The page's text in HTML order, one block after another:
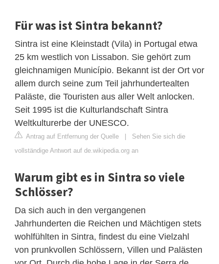
Für was ist Sintra bekannt?
Sintra ist eine Kleinstadt (Vila) in Portugal etwa
25 km westlich von Lissabon. Sie gehört zum
gleichnamigen Município. Bekannt ist der Ort vor
allem durch seine zum Teil jahrhundertealten
Paläste, die Touristen aus aller Welt anlocken.
Seit 1995 ist die Kulturlandschaft Sintra
Weltkulturerbe der UNESCO.
Antrag auf Entfernung der Quelle
Sehen Sie sich die
vollständige Antwort auf de.wikipedia.org an
Warum gibt es in Sintra so viele
Schlösser?
Da sich auch in den vergangenen
Jahrhunderten die Reichen und Mächtigen stets
wohlfühlten in Sintra, findest du eine Vielzahl
von prunkvollen Schlössern, Villen und Palästen